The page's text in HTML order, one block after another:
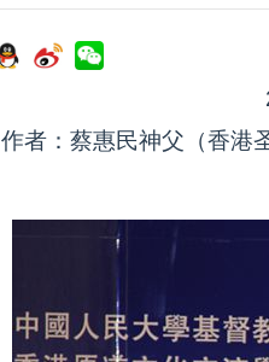
作者：蔡惠民神父（香港